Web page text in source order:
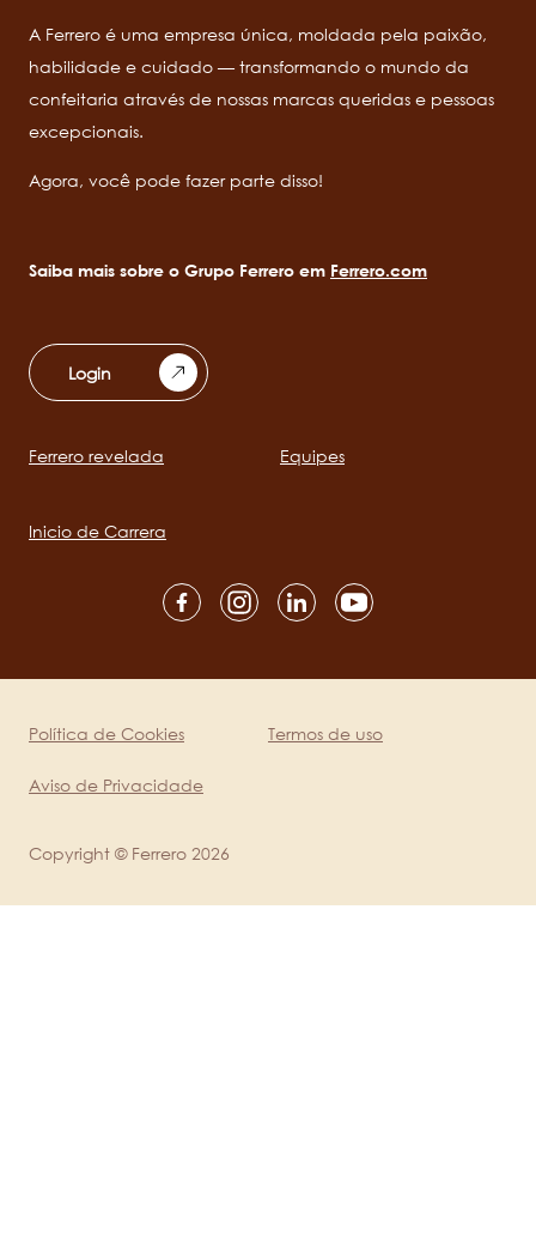
A Ferrero é uma empresa única, moldada pela paixão,
habilidade e cuidado — transformando o mundo da
confeitaria através de nossas marcas queridas e pessoas
excepcionais.
Agora, você pode fazer parte disso!
Saiba mais sobre o Grupo Ferrero em Ferrero.com
Login
Main
Ferrero revelada Equipes
Inicio de Carrera
mobile
Legal
Política de Cookies
Aviso de Privacidade
Termos de uso
Copyright © Ferrero 2026